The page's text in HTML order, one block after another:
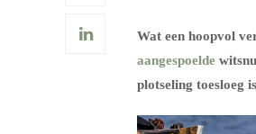
Wat een hoopvol
aangespoelde
plotseling toesloeg